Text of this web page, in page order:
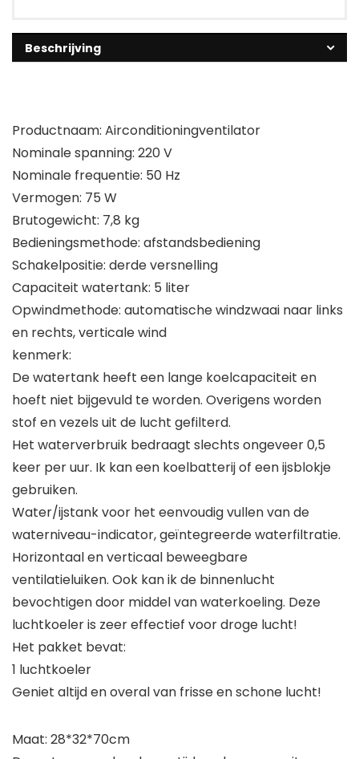
Beschrijving
Productnaam: Airconditioningventilator
Nominale spanning: 220 V
Nominale frequentie: 50 Hz
Vermogen: 75 W
Brutogewicht: 7,8 kg
Bedieningsmethode: afstandsbediening
Schakelpositie: derde versnelling
Capaciteit watertank: 5 liter
Opwindmethode: automatische windzwaai naar links
en rechts, verticale wind
kenmerk:
De watertank heeft een lange koelcapaciteit en
hoeft niet bijgevuld te worden. Overigens worden
stof en vezels uit de lucht gefilterd.
Het waterverbruik bedraagt slechts ongeveer 0,5
keer per uur. Ik kan een koelbatterij of een ijsblokje
gebruiken.
Water/ijstank voor het eenvoudig vullen van de
waterniveau-indicator, geïntegreerde waterfiltratie.
Horizontaal en verticaal beweegbare
ventilatieluiken. Ook kan ik de binnenlucht
bevochtigen door middel van waterkoeling. Deze
luchtkoeler is zeer effectief voor droge lucht!
Het pakket bevat:
1 luchtkoeler
Geniet altijd en overal van frisse en schone lucht!
Maat: 28*32*70cm